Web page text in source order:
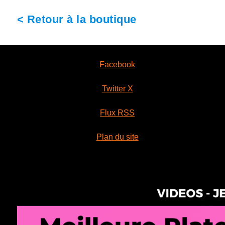
< Retour à la boutique
Facebook
Twitter X
Flux RSS
Plan du site